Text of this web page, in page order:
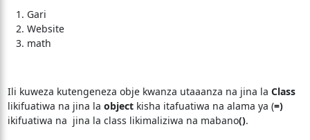
Gari
Website
math
Ili kuweza kutengeneza obje kwanza utaaanza na jina la Class
likifuatiwa na jina la objectkisha itafuatiwa na alama ya (=)
ikifuatiwa na jina la class likimaliziwa na mabano().